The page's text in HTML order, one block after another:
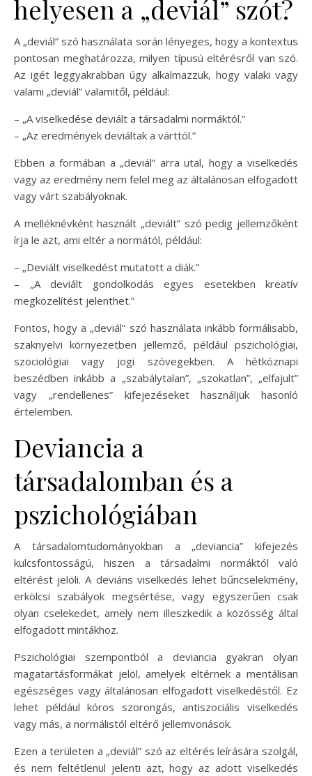
helyesen a „deviál” szót?
A „deviál” szó használata során lényeges, hogy a kontextus
pontosan meghatározza, milyen típusú eltérésről van szó.
Az igét leggyakrabban úgy alkalmazzuk, hogy valaki vagy
valami „deviál” valamitől, például:
– „A viselkedése deviált a társadalmi normáktól.”
– „Az eredmények deviáltak a várttól.”
Ebben a formában a „deviál” arra utal, hogy a viselkedés
vagy az eredmény nem felel meg az általánosan elfogadott
vagy várt szabályoknak.
A melléknévként használt „deviált” szó pedig jellemzőként
írja le azt, ami eltér a normától, például:
– „Deviált viselkedést mutatott a diák.”
– „A deviált gondolkodás egyes esetekben kreatív
megközelítést jelenthet.”
Fontos, hogy a „deviál” szó használata inkább formálisabb,
szaknyelvi környezetben jellemző, például pszichológiai,
szociológiai vagy jogi szövegekben. A hétköznapi
beszédben inkább a „szabálytalan”, „szokatlan”, „elfajult”
vagy „rendellenes” kifejezéseket használjuk hasonló
értelemben.
Deviancia a
társadalomban és a
pszichológiában
A társadalomtudományokban a „deviancia” kifejezés
kulcsfontosságú, hiszen a társadalmi normáktól való
eltérést jelöli. A deviáns viselkedés lehet bűncselekmény,
erkölcsi szabályok megsértése, vagy egyszerűen csak
olyan cselekedet, amely nem illeszkedik a közösség által
elfogadott mintákhoz.
Pszichológiai szempontból a deviancia gyakran olyan
magatartásformákat jelöl, amelyek eltérnek a mentálisan
egészséges vagy általánosan elfogadott viselkedéstől. Ez
lehet például kóros szorongás, antiszociális viselkedés
vagy más, a normálistól eltérő jellemvonások.
Ezen a területen a „deviál” szó az eltérés leírására szolgál,
és nem feltétlenül jelenti azt, hogy az adott viselkedés